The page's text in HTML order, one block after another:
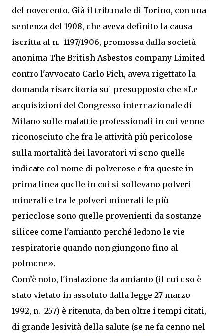
del novecento. Già il tribunale di Torino, con una
sentenza del 1908, che aveva definito la causa
iscritta al n. 1197/1906, promossa dalla società
anonima The British Asbestos company Limited
contro l'avvocato Carlo Pich, aveva rigettato la
domanda risarcitoria sul presupposto che «Le
acquisizioni del Congresso internazionale di
Milano sulle malattie professionali in cui venne
riconosciuto che fra le attività più pericolose
sulla mortalità dei lavoratori vi sono quelle
indicate col nome di polverose e fra queste in
prima linea quelle in cui si sollevano polveri
minerali e tra le polveri minerali le più
pericolose sono quelle provenienti da sostanze
silicee come l'amianto perché ledono le vie
respiratorie quando non giungono fino al
polmone».
Com’è noto, l'inalazione da amianto (il cui uso è
stato vietato in assoluto dalla legge 27 marzo
1992, n. 257) è ritenuta, da ben oltre i tempi citati,
di grande lesività della salute (se ne fa cenno nel